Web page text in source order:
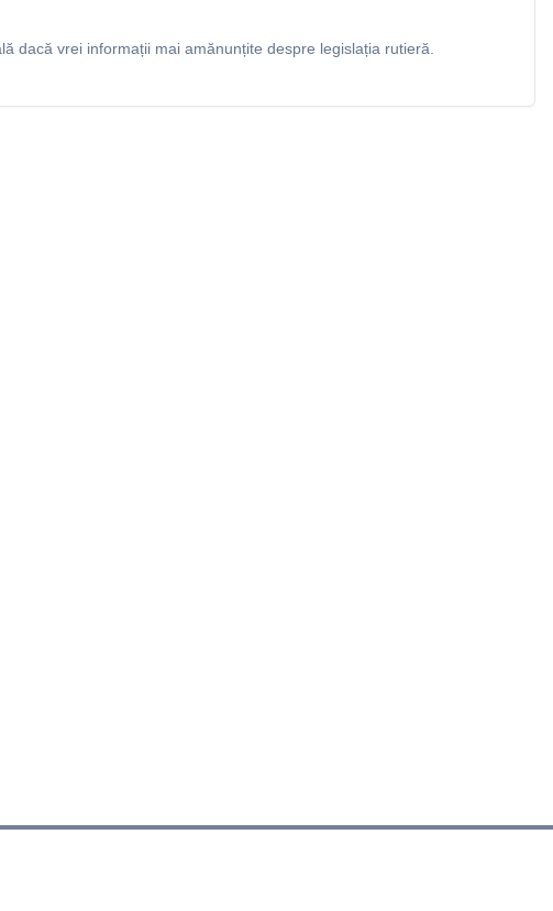
dacă vrei informații mai amănunțite despre legislația rutieră.